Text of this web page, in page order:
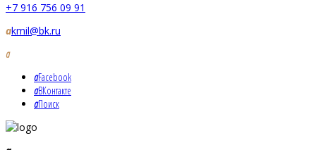
+7 916 756 09 91
akmil@bk.ru
a
aFacebook
aВКонтакте
aПоиск